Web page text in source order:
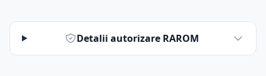
Detalii autorizare RAROM